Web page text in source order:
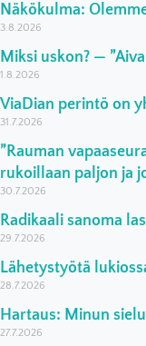
Näkökulma:
3.8.2026
Miksi uskon? —
1.8.2026
ViaDian perintö on
31.7.2026
”Rauman
rukoillaan paljon ja
30.7.2026
Radikaali sanoma
29.7.2026
Lähetystyötä
28.7.2026
Hartaus: Minun
27.7.2026